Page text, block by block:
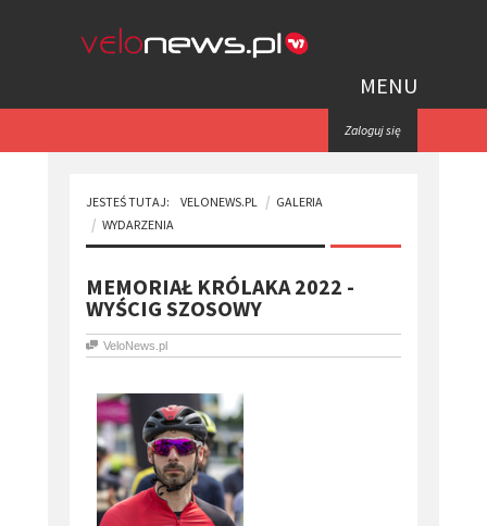
MENU
Zaloguj się
JESTEŚ TUTAJ: VELONEWS.PL
GALERIA
WYDARZENIA
MEMORIAŁ KRÓLAKA 2022 -
WYŚCIG SZOSOWY
VeloNews.pl